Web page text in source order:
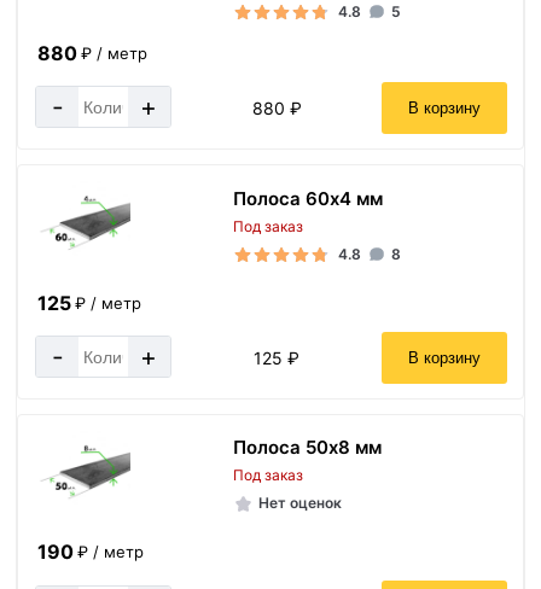
4.8
5
880₽ / метр
- + 880 ₽ В корзину
Полоса 60х4 мм
Под заказ
4.8
8
125₽ / метр
- + 125 ₽ В корзину
Полоса 50х8 мм
Под заказ
Нет оценок
190₽ / метр